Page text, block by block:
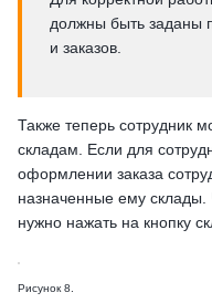
должны быть заданы
и заказов.
Также теперь сотрудник
складам. Если для
оформлении заказа
назначенные ему
нужно нажать на кнопку
Рисунок 8.